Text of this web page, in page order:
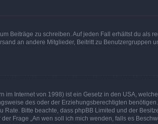
Beiträge zu schreiben. Auf jeden Fall erhältst du als
an andere Mitglieder, Beitritt zu Benutzergruppen
im Internet von 1998) ist ein Gesetz in den USA,
des oder der Erziehungsberechtigten
Bitte beachte, dass phpBB Limited und der
Frage „An wen soll ich mich wenden, falls es